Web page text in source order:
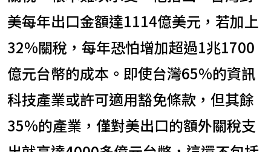
美每年出口金額達1114億美元，若加上
32%關稅，每年恐怕增加超過1兆1700
億元台幣的成本。即使台灣65%的資訊
科技產業或許可適用豁免條款，但其餘
35%的產業，僅對美出口的額外關稅支